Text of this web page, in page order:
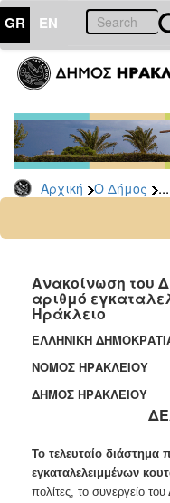
GR EN
Αρχική Ο Δήμος ...
ΔΗΜΟΣ
Υπηρεσίες
Φορείς
Δημοτικές
Υπηρεσίες
Ηλεκτρονική
Διακυβέρνηση
Σχολικές
Επιτροπές
Αγροτική
Ανάπτυξη
Ανακοινώσεις
Προγράμματα
Προσχολική
Αγωγή
Ανακοίνωση του
αριθμό
Ηράκλειο
ΕΛΛΗΝΙΚΗ
ΝΟΜΟΣ ΗΡΑΚΛΕΙΟΥ
ΔΗΜΟΣ ΗΡΑΚΛΕΙΟΥ
Το τελευταίο διάστημα
εγκαταλελειμμένων
πολίτες, το συνεργείο